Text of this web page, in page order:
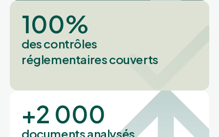
100%
des contrôles
réglementaires couverts
+2 000
documents analysés